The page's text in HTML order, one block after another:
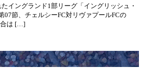
イングランド1部リーグ「イングリッシュ・
07節、チェルシーFC対リヴァプールFCの
合は […]